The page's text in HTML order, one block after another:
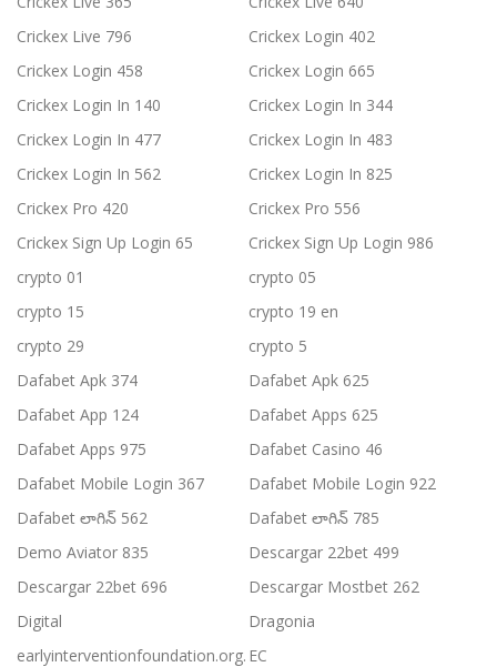
Crickex Live 796
Crickex Login 402
Crickex Login 458
Crickex Login 665
Crickex Login In 140
Crickex Login In 344
Crickex Login In 477
Crickex Login In 483
Crickex Login In 562
Crickex Login In 825
Crickex Pro 420
Crickex Pro 556
Crickex Sign Up Login 65
Crickex Sign Up Login 986
crypto 01
crypto 05
crypto 15
crypto 19 en
crypto 29
crypto 5
Dafabet Apk 374
Dafabet Apk 625
Dafabet App 124
Dafabet Apps 625
Dafabet Apps 975
Dafabet Casino 46
Dafabet Mobile Login 367
Dafabet Mobile Login 922
Dafabet లాగిన్ 562
Dafabet లాగిన్ 785
Demo Aviator 835
Descargar 22bet 499
Descargar 22bet 696
Descargar Mostbet 262
Digital
Dragonia
earlyinterventionfoundation.org. EC